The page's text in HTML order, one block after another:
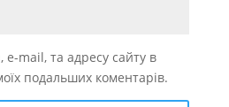
e-mail, та адресу сайту в
подальших коментарів.